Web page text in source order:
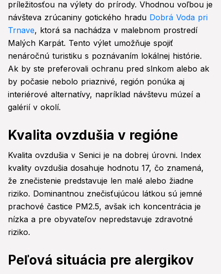
príležitosťou na výlety do prírody. Vhodnou voľbou je
návšteva zrúcaniny gotického hradu Dobrá Voda pri
Trnave, ktorá sa nachádza v malebnom prostredí
Malých Karpát. Tento výlet umožňuje spojiť
nenáročnú turistiku s poznávaním lokálnej histórie.
Ak by ste preferovali ochranu pred slnkom alebo ak
by počasie nebolo priaznivé, región ponúka aj
interiérové alternatívy, napríklad návštevu múzeí a
galérií v okolí.
Kvalita ovzdušia v regióne
Kvalita ovzdušia v Senici je na dobrej úrovni. Index
kvality ovzdušia dosahuje hodnotu 17, čo znamená,
že znečistenie predstavuje len malé alebo žiadne
riziko. Dominantnou znečisťujúcou látkou sú jemné
prachové častice PM2.5, avšak ich koncentrácia je
nízka a pre obyvateľov nepredstavuje zdravotné
riziko.
Peľová situácia pre alergikov